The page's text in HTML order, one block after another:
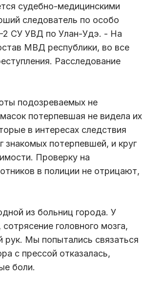
судебно-медицинскими
следователь по особо
2 СУ УВД по Улан-Удэ. - На
МВД республики, во все
Расследование
подозреваемых не
потерпевшая не видела их
в интересах следствия
знакомых потерпевшей, и круг
Проверку на
в полиции не отрицают,
из больниц города. У
головного мозга,
рук. Мы попытались связаться
с прессой отказалась,
боли.